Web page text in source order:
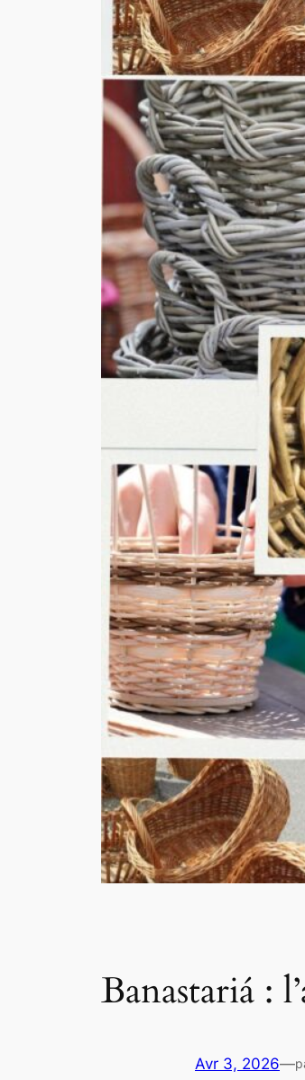
Banastariá :
Avr 3, 2026—